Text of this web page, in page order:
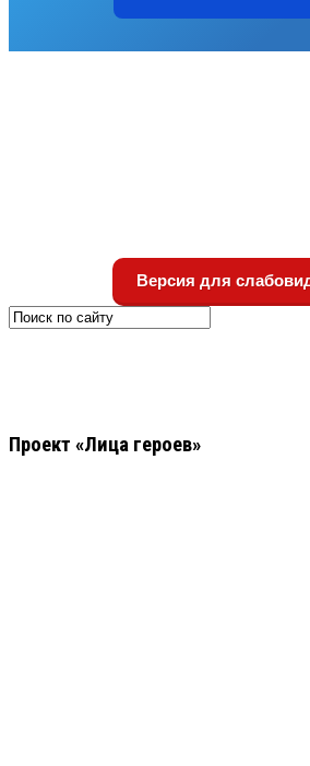
Версия для
Проект «Лица героев»